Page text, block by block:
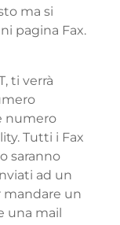
ma si
pagina Fax.
ti verrà
numero
Tutti i Fax
saranno
ad un
mandare un
una mail